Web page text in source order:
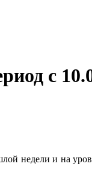
с
недели и на